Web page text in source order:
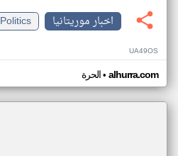
اخبار موريتانيا
Politics
UA49OS
الحرة• alhurra.com